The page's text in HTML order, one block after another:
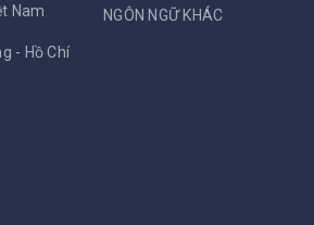
Nam
- Hồ Chí
NGÔN NGỮ KHÁC